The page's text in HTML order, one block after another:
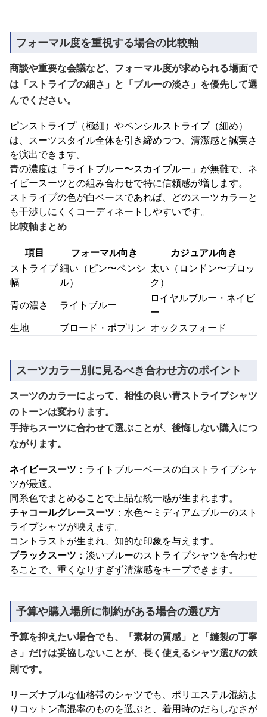
フォーマル度を重視する場合の比較軸
商談や重要な会議など、フォーマル度が求められる場面で
は「ストライプの細さ」と「ブルーの淡さ」を優先して選
んでください。
ピンストライプ（極細）やペンシルストライプ（細め）
は、スーツスタイル全体を引き締めつつ、清潔感と誠実さ
を演出できます。
青の濃度は「ライトブルー〜スカイブルー」が無難で、ネ
イビースーツとの組み合わせで特に信頼感が増します。
ストライプの色が白ベースであれば、どのスーツカラーと
も干渉しにくくコーディネートしやすいです。
比較軸まとめ
項目
フォーマル向き
カジュアル向き
ストライプ
幅
細い（ピン〜ペンシ
ル）
太い（ロンドン〜ブロッ
ク）
青の濃さ
ライトブルー
ロイヤルブルー・ネイビ
ー
生地
ブロード・ポプリン オックスフォード
スーツカラー別に見るべき合わせ方のポイント
スーツのカラーによって、相性の良い青ストライプシャツ
のトーンは変わります。
手持ちスーツに合わせて選ぶことが、後悔しない購入につ
ながります。
ネイビースーツ ：ライトブルーベースの白ストライプシャ
ツが最適。
同系色でまとめることで上品な統一感が生まれます。
チャコールグレースーツ ：水色〜ミディアムブルーのスト
ライプシャツが映えます。
コントラストが生まれ、知的な印象を与えます。
ブラックスーツ ：淡いブルーのストライプシャツを合わせ
ることで、重くなりすぎず清潔感をキープできます。
予算や購入場所に制約がある場合の選び方
予算を抑えたい場合でも、「素材の質感」と「縫製の丁寧
さ」だけは妥協しないことが、長く使えるシャツ選びの鉄
則です。
リーズナブルな価格帯のシャツでも、ポリエステル混紡よ
りコットン高混率のものを選ぶと、着用時のだらしなさが